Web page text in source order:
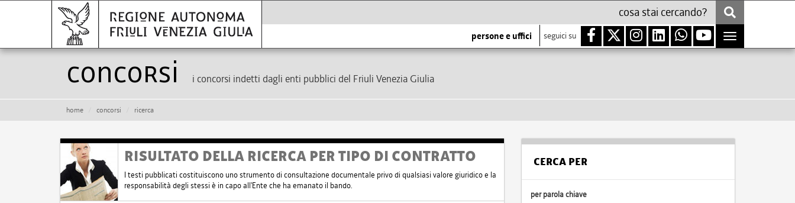
persone e uffici seguici su
Toggle
navigation
Concorsi i concorsi indetti dagli enti pubblici del Friuli Venezia Giulia
home concorsi ricerca
RISULTATO DELLA RICERCA PER TIPO DI CONTRATTO
I testi pubblicati costituiscono uno strumento di consultazione documentale privo di qualsiasi valore giuridico e la
responsabilità degli stessi è in capo all'Ente che ha emanato il bando.
CERCA PER
per parola chiave